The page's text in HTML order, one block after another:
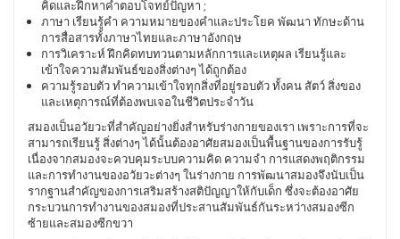
คิดและฝึกหาคำตอบโจทย์ปัญหา ;
ภาษา เรียนรู้คำ ความหมายของคำและประโยค พัฒนา ทักษะด้าน
การสื่อสารทั้งภาษาไทยและภาษาอังกฤษ
การวิเคราะห์ ฝึกคิดทบทวนตามหลักการและเหตุผล เรียนรู้และ
เข้าใจความสัมพันธ์ของสิ่งต่างๆ ได้ถูกต้อง
ความรู้รอบตัว ทำความเข้าใจทุกสิ่งที่อยู่รอบตัว ทั้งคน สัตว์ สิ่งของ
และเหตุการณ์ที่ต้องพบเจอในชีวิตประจำวัน
สมองเป็นอวัยวะที่สำคัญอย่างยิ่งสำหรับร่างกายของเรา เพราะการที่จะ
สามารถเรียนรู้ สิ่งต่างๆ ได้นั้นต้องอาศัยสมองเป็นพื้นฐานของการรับรู้
เนื่องจากสมองจะควบคุมระบบความคิด ความจำ การแสดงพฤติกรรม
และการทำงานของอวัยวะต่างๆ ในร่างกาย การพัฒนาสมองจึงนับเป็น
รากฐานสำคัญของการเสริมสร้างสติปัญญาให้กับเด็ก ซึ่งจะต้องอาศัย
กระบวนการทำงานของสมองที่ประสานสัมพันธ์กันระหว่างสมองซีก
ซ้ายและสมองซีกขวา